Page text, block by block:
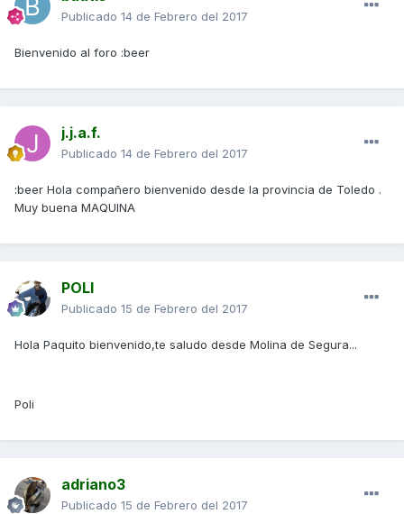
Publicado 14 de Febrero del 2017
Bienvenido al foro :beer
j.j.a.f.
Publicado 14 de Febrero del 2017
:beer Hola compañero bienvenido desde la provincia de Toledo .
Muy buena MAQUINA
POLI
Publicado 15 de Febrero del 2017
Hola Paquito bienvenido,te saludo desde Molina de Segura...
Poli
adriano3
Publicado 15 de Febrero del 2017